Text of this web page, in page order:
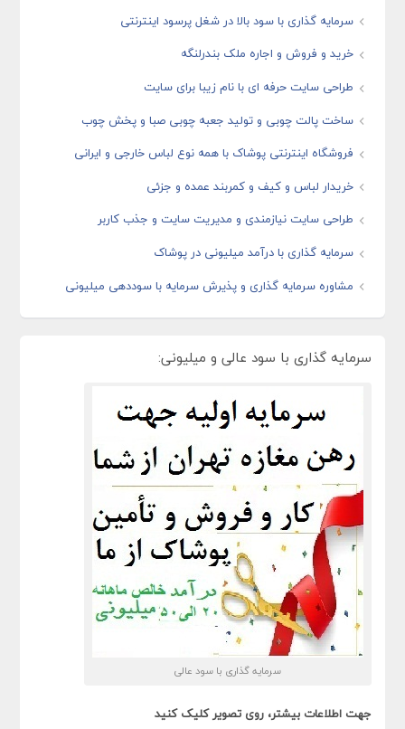
سرمایه گذاری با سود بالا در شغل پرسود اینترنتی
خرید و فروش و اجاره ملک بندرلنگه
طراحی سایت حرفه ای با نام زیبا برای سایت
ساخت پالت چوبی و تولید جعبه چوبی صبا و پخش چوب
فروشگاه اینترنتی پوشاک با همه نوع لباس خارجی و ایرانی
خریدار لباس و کیف و کمربند عمده و جزئی
طراحی سایت نیازمندی و مدیریت سایت و جذب کاربر
سرمایه گذاری با درآمد میلیونی در پوشاک
مشاوره سرمایه گذاری و پذیرش سرمایه با سوددهی میلیونی
سرمایه گذاری با سود عالی و میلیونی:
سرمایه گذاری با سود عالی
جهت اطلاعات بیشتر، روی تصویر کلیک کنید